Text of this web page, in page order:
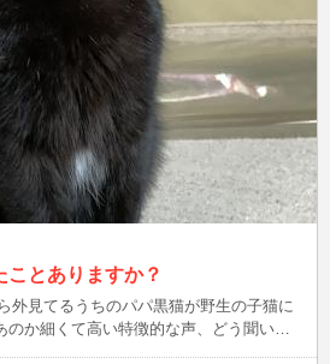
ことありますか？
外見てるうちのパパ黒猫が野生の子猫に